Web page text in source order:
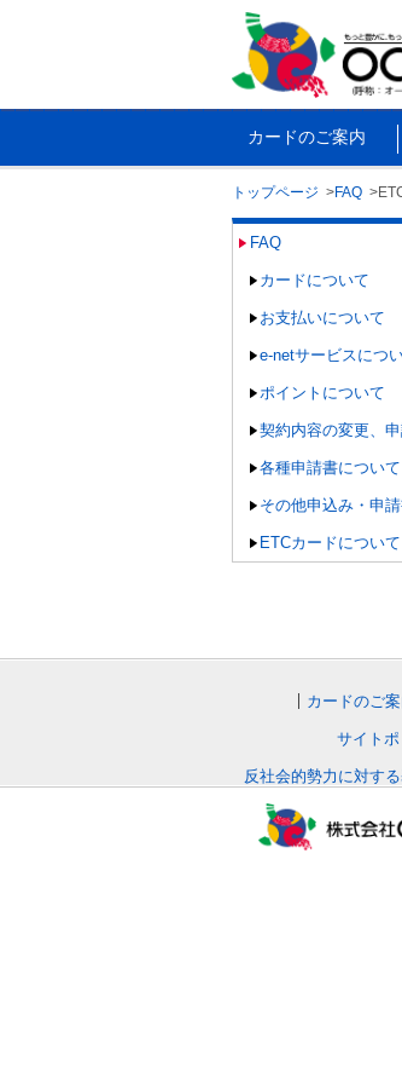
カードのご案内
トップページ FAQ
FAQ
カードについて
お支払いについて
e-netサービスにつ
ポイントについて
契約内容の変更、
各種申請書について
その他申込み・申
ETCカードについて
カードのご
サイト
反社会的勢力に対す